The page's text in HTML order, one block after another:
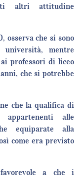
altri attitudine
osserva che si sono
mentre
professori di liceo
che si potrebbe
che la qualifica di
alle
equiparate alla
come era previsto
a che i